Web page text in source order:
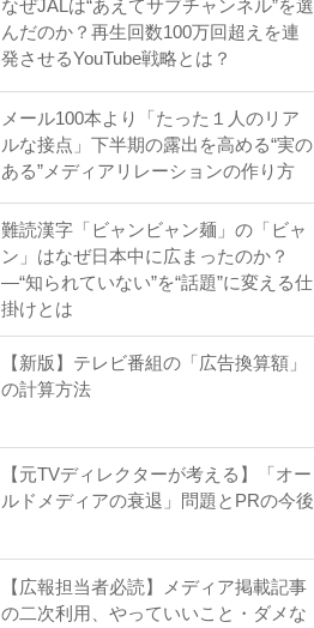
なぜJALは“あえてサブチャンネル”を選
んだのか？再生回数100万回超えを連
発させるYouTube戦略とは？
メール100本より「たった１人のリア
ルな接点」下半期の露出を高める“実の
ある”メディアリレーションの作り方
難読漢字「ビャンビャン麺」の「ビャ
ン」はなぜ日本中に広まったのか？
―“知られていない”を“話題”に変える仕
掛けとは
【新版】テレビ番組の「広告換算額」
の計算方法
【元TVディレクターが考える】「オー
ルドメディアの衰退」問題とPRの今後
【広報担当者必読】メディア掲載記事
の二次利用、やっていいこと・ダメな